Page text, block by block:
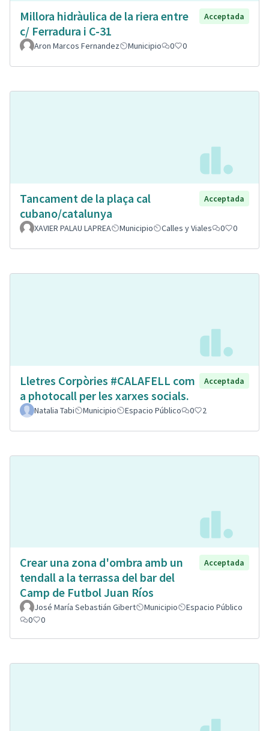
Millora hidràulica de la riera entre
c/ Ferradura i C-31
Acceptada
Aron Marcos Fernandez Municipio 0 0
Tancament de la plaça cal
cubano/catalunya
Acceptada
XAVIER PALAU LAPREA Municipio Calles y Viales 0 0
Lletres Corpòries #CALAFELL com
a photocall per les xarxes socials.
Acceptada
Natalia Tabi Municipio Espacio Público 0 2
Crear una zona d'ombra amb un
tendall a la terrassa del bar del
Camp de Futbol Juan Ríos
Acceptada
José María Sebastián Gibert Municipio
Espacio Público
0
0